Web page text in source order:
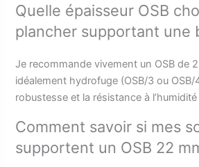
Quelle épaisseur OSB
plancher supportant une
Je recommande vivement un OSB de
idéalement hydrofuge (OSB/3 ou
robustesse et la résistance à
Comment savoir si mes
supportent un OSB 22